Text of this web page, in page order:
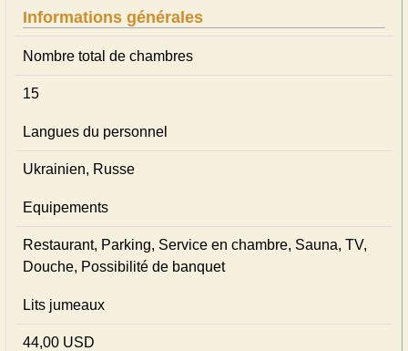
Informations générales
Nombre total de chambres
15
Langues du personnel
Ukrainien, Russe
Equipements
Restaurant, Parking, Service en chambre, Sauna, TV,
Douche, Possibilité de banquet
Lits jumeaux
44,00 USD